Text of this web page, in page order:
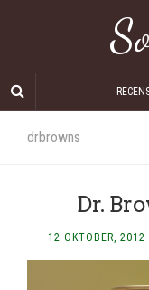
drbrowns
Dr.
12 OKTOBER, 2012